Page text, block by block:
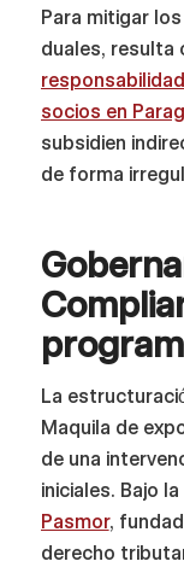
Para mitigar
duales, resulta
socios en
subsidien
de forma
La
Maquila de
de una
iniciales. Bajo
Pasmor,
derecho